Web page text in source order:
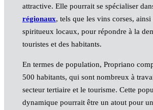
attractive. Elle pourrait se spécialiser
régionaux, tels que les vins corses, ainsi
spiritueux locaux, pour répondre à la
touristes et des habitants.
En termes de population, Propriano
500 habitants, qui sont nombreux à
secteur tertiaire et le tourisme. Cette
dynamique pourrait être un atout pour